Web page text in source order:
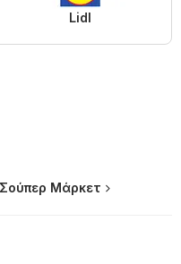
Lidl
Μάρκετ